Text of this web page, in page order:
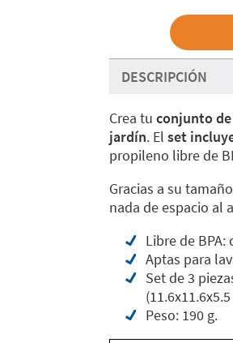
DESCRIPCIÓN
Crea tu conjunto
jardín. El set
propileno libre de
Gracias a su
nada de espacio al
Libre de
Aptas para
Set de 3
Peso: 190 g.